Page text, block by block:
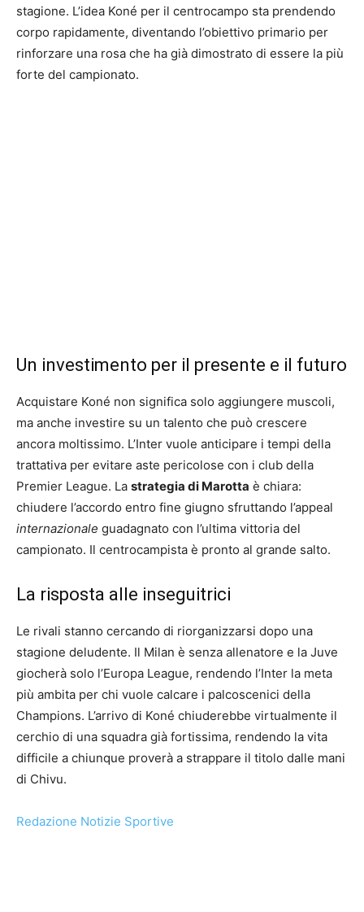
stagione. L’idea Koné per il centrocampo sta prendendo
corpo rapidamente, diventando l’obiettivo primario per
rinforzare una rosa che ha già dimostrato di essere la più
forte del campionato.
Un investimento per il presente e il futuro
Acquistare Koné non significa solo aggiungere muscoli,
ma anche investire su un talento che può crescere
ancora moltissimo. L’Inter vuole anticipare i tempi della
trattativa per evitare aste pericolose con i club della
Premier League. La strategia di Marotta è chiara:
chiudere l’accordo entro fine giugno sfruttando l’appeal
internazionale guadagnato con l’ultima vittoria del
campionato. Il centrocampista è pronto al grande salto.
La risposta alle inseguitrici
Le rivali stanno cercando di riorganizzarsi dopo una
stagione deludente. Il Milan è senza allenatore e la Juve
giocherà solo l’Europa League, rendendo l’Inter la meta
più ambita per chi vuole calcare i palcoscenici della
Champions. L’arrivo di Koné chiuderebbe virtualmente il
cerchio di una squadra già fortissima, rendendo la vita
difficile a chiunque proverà a strappare il titolo dalle mani
di Chivu.
Redazione Notizie Sportive